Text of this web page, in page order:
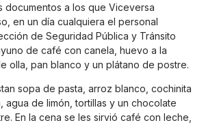
documentos a los que Viceversa
en un día cualquiera el personal
de Seguridad Pública y Tránsito
de café con canela, huevo a la
olla, pan blanco y un plátano de postre.
sopa de pasta, arroz blanco, cochinita
agua de limón, tortillas y un chocolate
En la cena se les sirvió café con leche,